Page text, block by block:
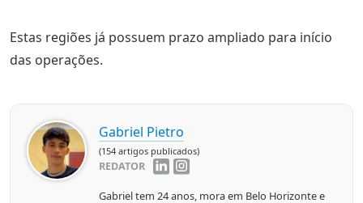
Estas regiões já possuem prazo ampliado para início
das operações.
Gabriel Pietro
(154 artigos publicados)
REDATOR
Gabriel tem 24 anos, mora em Belo Horizonte e